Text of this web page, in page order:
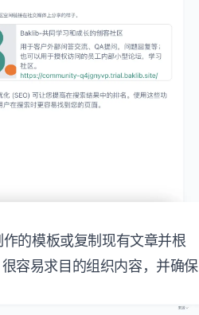
的模板或复制现有文章并根
容易求目的组织内容，并确保